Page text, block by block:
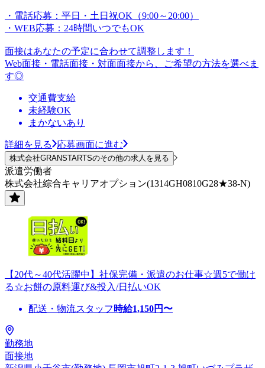
・電話応募：平日・土日祝OK（9:00～20:00）
・WEB応募：24時間いつでもOK
面接はあなたの予定に合わせて調整します！
Web面接・電話面接・対面面接から、ご希望の方法を選べま
す◎
交通費支給
未経験OK
まかないあり
詳細を見る 応募画面に進む
株式会社GRANSTARTSのその他の求人を見る
派遣労働者
株式会社綜合キャリアオプション(1314GH0810G28★38-N)
【20代～40代活躍中】社保完備・派遣のお仕事☆週5で働け
る☆お餅の原料運び&投入/日払いOK
配送・物流スタッフ 時給1,150円〜
勤務地
面接地